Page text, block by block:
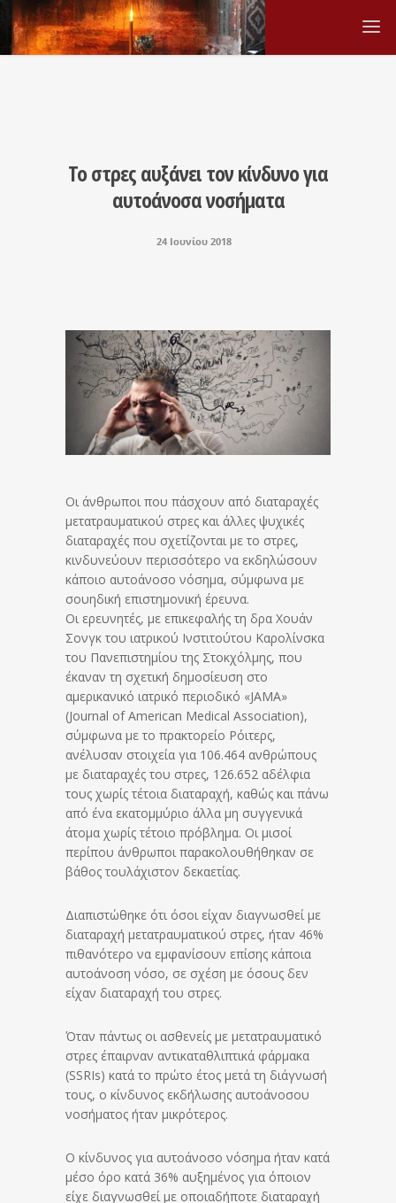
Το στρες αυξάνει τον κίνδυνο για
αυτοάνοσα νοσήματα
24 Ιουνίου 2018
Οι άνθρωποι που πάσχουν από διαταραχές
μετατραυματικού στρες και άλλες ψυχικές
διαταραχές που σχετίζονται με το στρες,
κινδυνεύουν περισσότερο να εκδηλώσουν
κάποιο αυτοάνοσο νόσημα, σύμφωνα με
σουηδική επιστημονική έρευνα.
Οι ερευνητές, με επικεφαλής τη δρα Χουάν
Σονγκ του ιατρικού Ινστιτούτου Καρολίνσκα
του Πανεπιστημίου της Στοκχόλμης, που
έκαναν τη σχετική δημοσίευση στο
αμερικανικό ιατρικό περιοδικό «JAMA»
(Journal of American Medical Association),
σύμφωνα με το πρακτορείο Ρόιτερς,
ανέλυσαν στοιχεία για 106.464 ανθρώπους
με διαταραχές του στρες, 126.652 αδέλφια
τους χωρίς τέτοια διαταραχή, καθώς και πάνω
από ένα εκατομμύριο άλλα μη συγγενικά
άτομα χωρίς τέτοιο πρόβλημα. Οι μισοί
περίπου άνθρωποι παρακολουθήθηκαν σε
βάθος τουλάχιστον δεκαετίας.
Διαπιστώθηκε ότι όσοι είχαν διαγνωσθεί με
διαταραχή μετατραυματικού στρες, ήταν 46%
πιθανότερο να εμφανίσουν επίσης κάποια
αυτοάνοση νόσο, σε σχέση με όσους δεν
είχαν διαταραχή του στρες.
Όταν πάντως οι ασθενείς με μετατραυματικό
στρες έπαιρναν αντικαταθλιπτικά φάρμακα
(SSRIs) κατά το πρώτο έτος μετά τη διάγνωσή
τους, ο κίνδυνος εκδήλωσης αυτοάνοσου
νοσήματος ήταν μικρότερος.
Ο κίνδυνος για αυτοάνοσο νόσημα ήταν κατά
μέσο όρο κατά 36% αυξημένος για όποιον
είχε διαγνωσθεί με οποιαδήποτε διαταραχή